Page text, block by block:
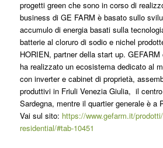
progetti green che sono in corso di
business di GE FARM è basato sullo
accumulo di energia basati sulla
batterie al cloruro di sodio e nichel
HORIEN, partner della start up.
ha realizzato un ecosistema dedicato al
con inverter e cabinet di proprietà,
produttivi in Friuli Venezia Giulia, il
Sardegna, mentre il quartier generale è a
Vai sul sito: https://www.gefarm.it/
residential/#tab-10451